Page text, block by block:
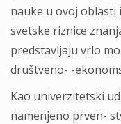
nauke u ovoj
svetske riznice
predstavljaju vrlo
društveno- -
Kao univerzitetski
namenjeno prven-